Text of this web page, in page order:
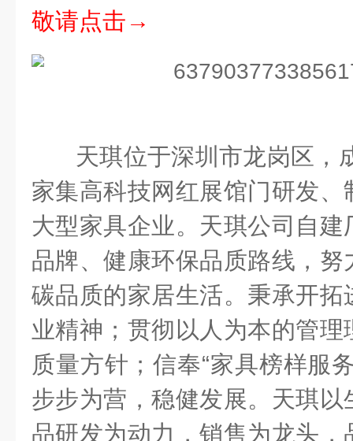
敬请点击→
天琪位于深圳市龙岗区，
家集高科技网红展馆门研发
大型家具企业。天琪公司自
品牌、健康环保品质路线，
碳品质的家居生活。秉承开
业精神；贯彻以人为本的管
质量方针；信奉“家具榜样服
步步为营，稳健发展。天琪
品研发为动力，销售为龙头